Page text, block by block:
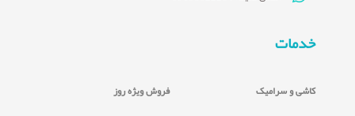
خدمات
کاشی و سرامیک فروش ویژه روز